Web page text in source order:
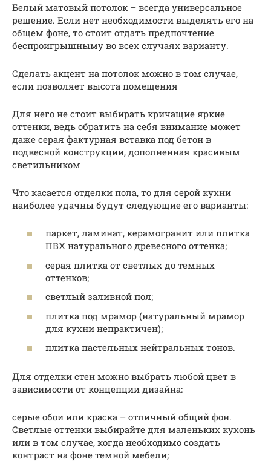
Белый матовый потолок – всегда универсальное
решение. Если нет необходимости выделять его на
общем фоне, то стоит отдать предпочтение
беспроигрышныму во всех случаях варианту.
Сделать акцент на потолок можно в том случае,
если позволяет высота помещения
Для него не стоит выбирать кричащие яркие
оттенки, ведь обратить на себя внимание может
даже серая фактурная вставка под бетон в
подвесной конструкции, дополненная красивым
светильником
Что касается отделки пола, то для серой кухни
наиболее удачны будут следующие его варианты:
паркет, ламинат, керамогранит или плитка
ПВХ натурального древесного оттенка;
серая плитка от светлых до темных
оттенков;
светлый заливной пол;
плитка под мрамор (натуральный мрамор
для кухни непрактичен);
плитка пастельных нейтральных тонов.
Для отделки стен можно выбрать любой цвет в
зависимости от концепции дизайна:
серые обои или краска – отличный общий фон.
Светлые оттенки выбирайте для маленьких кухонь
или в том случае, когда необходимо создать
контраст на фоне темной мебели;